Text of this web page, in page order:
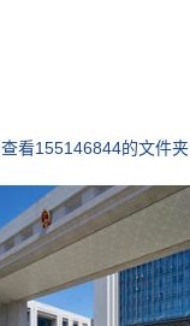
查看155146844的文件夹